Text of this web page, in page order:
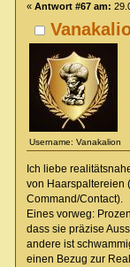
Username: Vanakalion
« Antwort #67 am:
Ich liebe
von Haarspaltereien
Command/Contact).
Eines vorweg:
dass sie präzise
andere ist
einen Bezug zur